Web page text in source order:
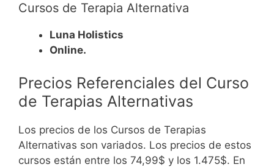
Cursos de Terapia Alternativa
Luna Holistics
Online.
Precios Referenciales del Curso
de Terapias Alternativas
Los precios de los Cursos de Terapias
Alternativas son variados. Los precios de estos
cursos están entre los 74,99$ y los 1.475$. En